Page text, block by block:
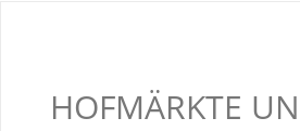
HOFMÄRKTE